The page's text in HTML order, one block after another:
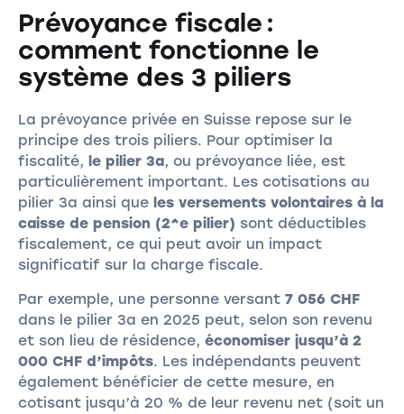
Prévoyance fiscale :
comment fonctionne le
système des 3 piliers
La prévoyance privée en Suisse repose sur le
principe des trois piliers. Pour optimiser la
fiscalité, le pilier 3a, ou prévoyance liée, est
particulièrement important. Les cotisations au
pilier 3a ainsi que les versements volontaires à la
caisse de pension (2^e pilier) sont déductibles
fiscalement, ce qui peut avoir un impact
significatif sur la charge fiscale.
Par exemple, une personne versant 7 056 CHF
dans le pilier 3a en 2025 peut, selon son revenu
et son lieu de résidence, économiser jusqu’à 2
000 CHF d’impôts. Les indépendants peuvent
également bénéficier de cette mesure, en
cotisant jusqu’à 20 % de leur revenu net (soit un